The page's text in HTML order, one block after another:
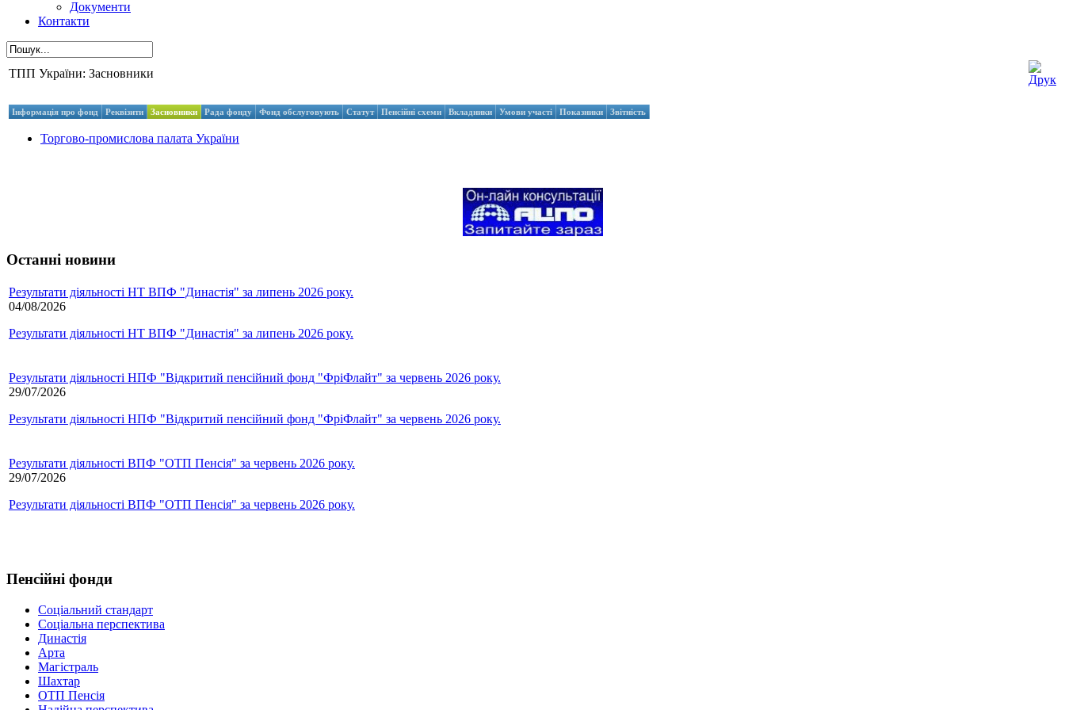
Документи
Контакти
ТПП України: Засновники
Інформація про фонд Реквізити Засновники Рада фонду Фонд обслуговують Статут Пенсійні схеми Вкладники Умови участі Показники Звітність
Торгово-промислова палата України
Останні новини
Результати діяльності НТ ВПФ "Династія" за липень 2026 року.
04/08/2026
Результати діяльності НТ ВПФ "Династія" за липень 2026 року.
Результати діяльності НПФ "Відкритий пенсійний фонд "ФріФлайт" за червень 2026 року.
29/07/2026
Результати діяльності НПФ "Відкритий пенсійний фонд "ФріФлайт" за червень 2026 року.
Результати діяльності ВПФ "ОТП Пенсія" за червень 2026 року.
29/07/2026
Результати діяльності ВПФ "ОТП Пенсія" за червень 2026 року.
Пенсійні фонди
Соціальний стандарт
Соціальна перспектива
Династія
Арта
Магістраль
Шахтар
ОТП Пенсія